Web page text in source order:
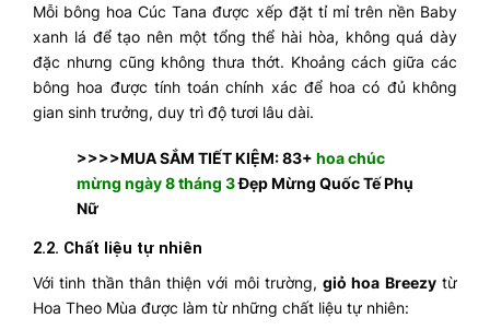
Mỗi bông hoa Cúc Tana được xếp đặt tỉ mỉ trên nền Baby
xanh lá để tạo nên một tổng thể hài hòa, không quá dày
đặc nhưng cũng không thưa thớt. Khoảng cách giữa các
bông hoa được tính toán chính xác để hoa có đủ không
gian sinh trưởng, duy trì độ tươi lâu dài.
>>>>MUA SẮM TIẾT KIỆM: 83+ hoa chúc
mừng ngày 8 tháng 3Đẹp Mừng Quốc Tế Phụ
Nữ
2.2. Chất liệu tự nhiên
Với tinh thần thân thiện với môi trường,giỏ hoa Breezytừ
Hoa Theo Mùa được làm từ những chất liệu tự nhiên: